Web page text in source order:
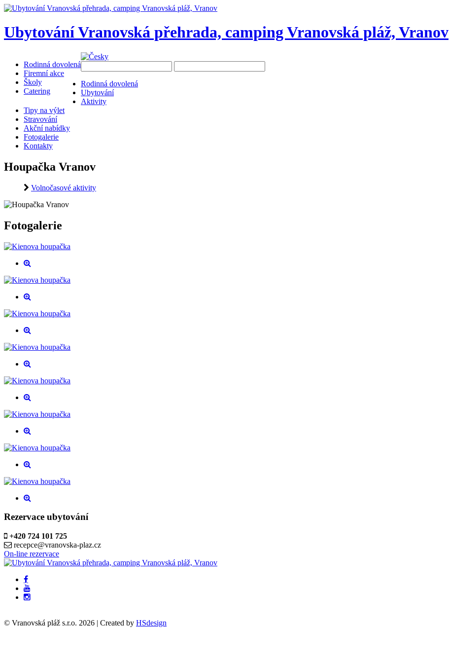
Ubytování Vranovská přehrada, camping Vranovská pláž, Vranov
Rodinná dovolená
Firemní akce
Školy
Catering
Rodinná dovolená
Ubytování
Aktivity
Tipy na výlet
Stravování
Akční nabídky
Fotogalerie
Kontakty
Houpačka Vranov
Volnočasové aktivity
Fotogalerie
Rezervace ubytování
+420 724 101 725
recepce@vranovska-plaz.cz
On-line rezervace
© Vranovská pláž s.r.o. 2026 | Created by HSdesign